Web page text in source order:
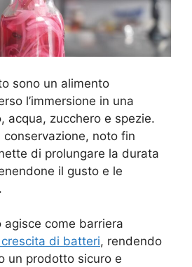
sono un alimento
l’immersione in una
acqua, zucchero e spezie.
noto fin
di prolungare la durata
il gusto e le
agisce come barriera
di batteri, rendendo
un prodotto sicuro e